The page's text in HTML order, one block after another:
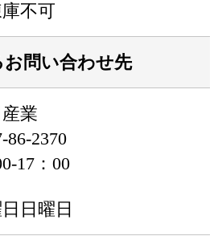
不可
問い合わせ先
業
2370
17：00
日曜日